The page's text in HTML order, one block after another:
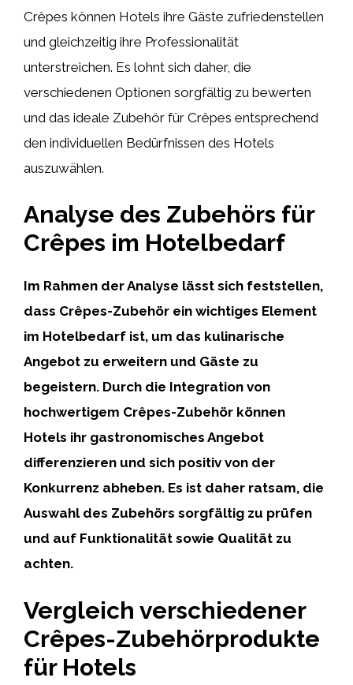
Crêpes können Hotels ihre Gäste zufriedenstellen
und gleichzeitig ihre Professionalität
unterstreichen. Es lohnt sich daher, die
verschiedenen Optionen sorgfältig zu bewerten
und das ideale Zubehör für Crêpes entsprechend
den individuellen Bedürfnissen des Hotels
auszuwählen.
Analyse des Zubehörs für
Crêpes im Hotelbedarf
Im Rahmen der Analyse lässt sich feststellen,
dass Crêpes-Zubehör ein wichtiges Element
im Hotelbedarf ist, um das kulinarische
Angebot zu erweitern und Gäste zu
begeistern. Durch die Integration von
hochwertigem Crêpes-Zubehör können
Hotels ihr gastronomisches Angebot
differenzieren und sich positiv von der
Konkurrenz abheben. Es ist daher ratsam, die
Auswahl des Zubehörs sorgfältig zu prüfen
und auf Funktionalität sowie Qualität zu
achten.
Vergleich verschiedener
Crêpes-Zubehörprodukte
für Hotels